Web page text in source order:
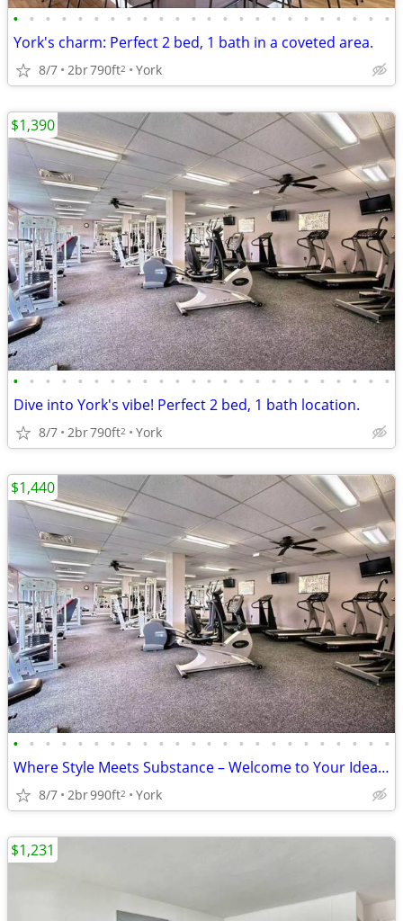
• • • • • • • • • • • • • • • • • • • • • • • •
York's charm: Perfect 2 bed, 1 bath in a coveted area.
8/7 2br790ft2 York
• • • • • • • • • • • • • • • • • • • • • • • •
Dive into York's vibe! Perfect 2 bed, 1 bath location.
8/7 2br790ft2 York
$1,390
• • • • • • • • • • • • • • • • • • • • • • • •
Where Style Meets Substance – Welcome to Your Ideal Living Space!
8/7 2br990ft2 York
$1,440
$1,231